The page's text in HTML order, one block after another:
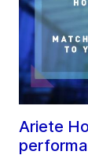
Ariete